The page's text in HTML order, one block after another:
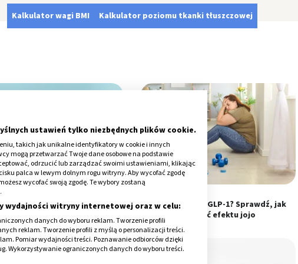
Kalkulator wagi BMI Kalkulator poziomu tkanki tłuszczowej
w tabletkach. Co
Koniec terapii GLP-1? Sprawdź, jak
uniknąć efektu jojo
ustawień tylko niezbędnych plików cookie.
takich jak unikalne identyfikatory w cookie i innych
mogą przetwarzać Twoje dane osobowe na podstawie
odrzucić lub zarządzać swoimi ustawieniami, klikając
palca w lewym dolnym rogu witryny. Aby wycofać zgodę
wycofać swoją zgodę. Te wybory zostaną
wydajności witryny internetowej oraz w celu:
danych do wyboru reklam. Tworzenie profili
reklam. Tworzenie profili z myślą o personalizacji treści.
Pomiar wydajności treści. Poznawanie odbiorców dzięki
Wykorzystywanie ograniczonych danych do wyboru treści.